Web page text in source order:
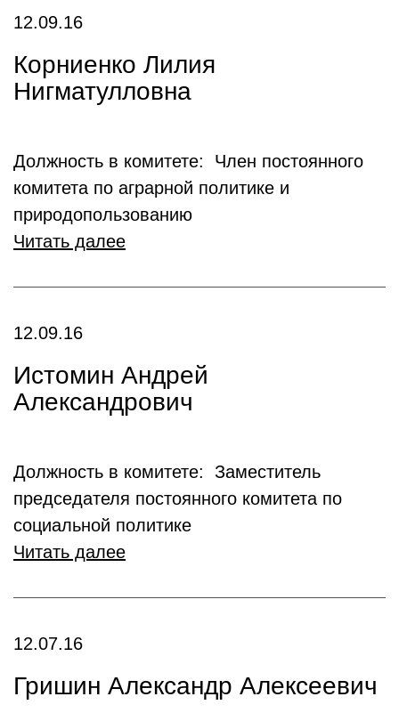
12.09.16
Корниенко Лилия
Нигматулловна
Должность в комитете: Член постоянного
комитета по аграрной политике и
природопользованию
Читать далее
12.09.16
Истомин Андрей
Александрович
Должность в комитете: Заместитель
председателя постоянного комитета по
социальной политике
Читать далее
12.07.16
Гришин Александр Алексеевич